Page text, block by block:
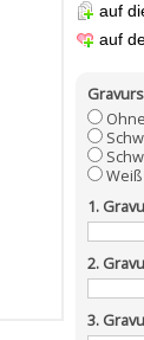
auf
auf
1.
2.
3.